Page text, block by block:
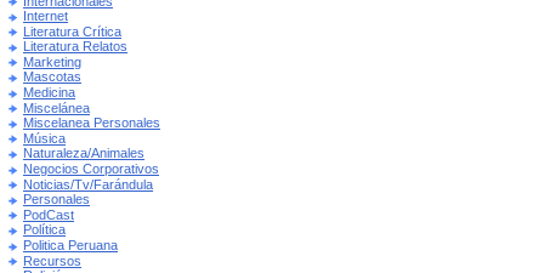
Internet
Literatura Crítica
Literatura Relatos
Marketing
Mascotas
Medicina
Miscelánea
Miscelanea Personales
Música
Naturaleza/Animales
Negocios Corporativos
Noticias/Tv/Farándula
Personales
PodCast
Política
Politica Peruana
Recursos